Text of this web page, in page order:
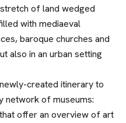
of land wedged
with mediaeval
baroque churches and
also in an urban setting
created itinerary to
network of museums:
offer an overview of art